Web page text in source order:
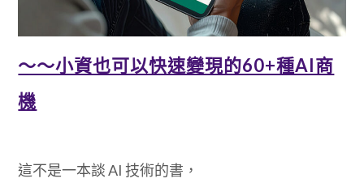
～～小資也可以快速變現的60+種AI商
機
這不是一本談 AI 技術的書，